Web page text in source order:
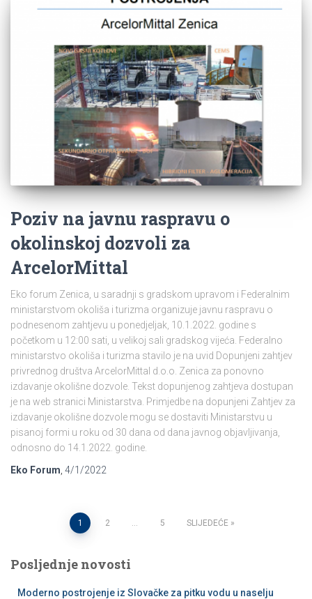
Poziv na javnu raspravu o
okolinskoj dozvoli za
ArcelorMittal
Eko forum Zenica, u saradnji s gradskom upravom i Federalnim
ministarstvom okoliša i turizma organizuje javnu raspravu o
podnesenom zahtjevu u ponedjeljak, 10.1.2022. godine s
početkom u 12:00 sati, u velikoj sali gradskog vijeća. Federalno
ministarstvo okoliša i turizma stavilo je na uvid Dopunjeni zahtjev
privrednog društva ArcelorMittal d.o.o. Zenica za ponovno
izdavanje okolišne dozvole. Tekst dopunjenog zahtjeva dostupan
je na web stranici Ministarstva. Primjedbe na dopunjeni Zahtjev za
izdavanje okolišne dozvole mogu se dostaviti Ministarstvu u
pisanoj formi u roku od 30 dana od dana javnog objavljivanja,
odnosno do 14.1.2022. godine.
Eko Forum 4/1/2022
pagination
1 2 5 SLIJEDEĆE
Posljednje novosti
Moderno postrojenje iz Slovačke za pitku vodu u naselju